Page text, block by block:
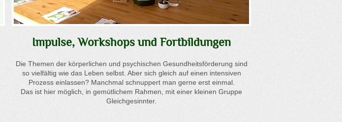
Impulse, Workshops und Fortbildungen
Die Themen der körperlichen und psychischen Gesundheitsförderung sind
so vielfältig wie das Leben selbst. Aber sich gleich auf einen intensiven
Prozess einlassen? Manchmal schnuppert man gerne erst einmal.
​Das ist hier möglich, in gemütlichem Rahmen, mit einer kleinen Gruppe
Gleichgesinnter.